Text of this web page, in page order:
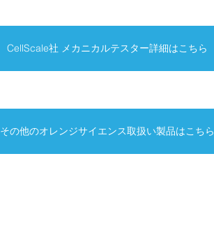
CellScale社 メカニカルテスター詳細はこちら
その他のオレンジサイエンス取扱い製品はこちら